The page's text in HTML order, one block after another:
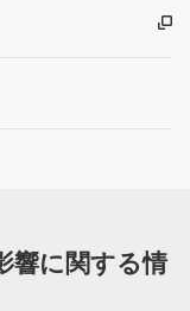
響に関する情